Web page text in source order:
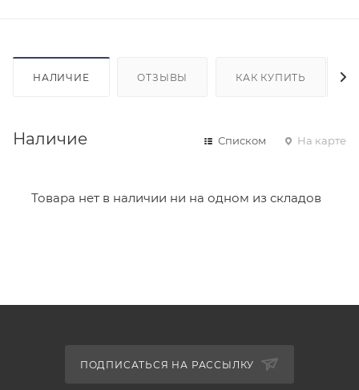
НАЛИЧИЕ ОТЗЫВЫ КАК КУПИТЬ
Наличие Списком На карте
Товара нет в наличии ни на одном из складов
ПОДПИСАТЬСЯ НА РАССЫЛКУ